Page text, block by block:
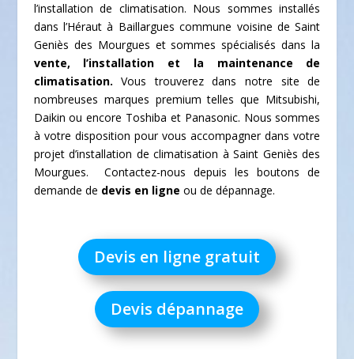
l’installation de climatisation. Nous sommes installés
dans l’Héraut à Baillargues commune voisine de Saint
Geniès des Mourgues et sommes spécialisés dans la
vente, l’installation et la maintenance de
climatisation. Vous trouverez dans notre site de
nombreuses marques premium telles que Mitsubishi,
Daikin ou encore Toshiba et Panasonic. Nous sommes
à votre disposition pour vous accompagner dans votre
projet d’installation de climatisation à Saint Geniès des
Mourgues. Contactez-nous depuis les boutons de
demande de devis en ligne ou de dépannage.
Devis en ligne gratuit
Devis dépannage